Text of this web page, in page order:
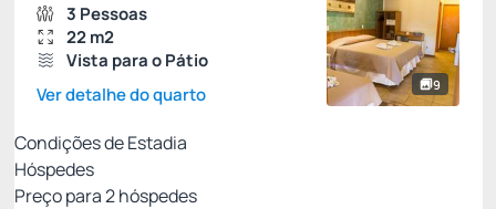
9
3 Pessoas
22 m2
Vista para o Pátio
Ver detalhe do quarto
Condições de Estadia
Hóspedes
Preço para2hóspedes